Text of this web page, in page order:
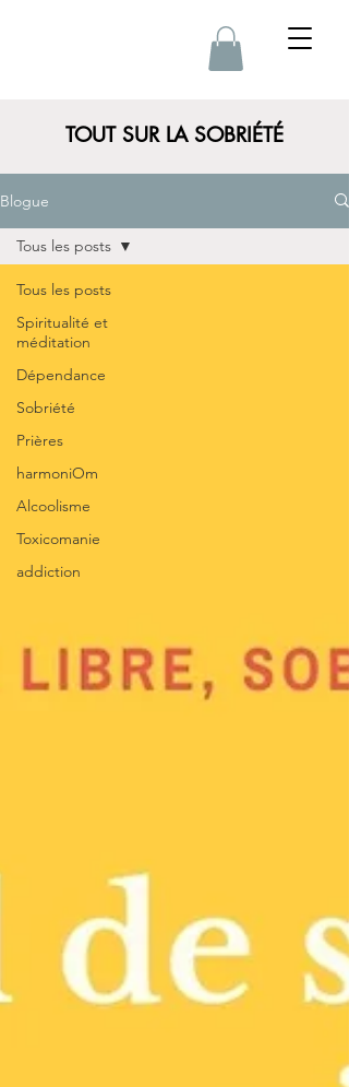
TOUT SUR LA SOBRIÉTÉ
Blogue
Tous les posts
Spiritualité et
méditation
Dépendance
Sobriété
Prières
harmoniOm
Alcoolisme
Toxicomanie
addiction
Tous les posts